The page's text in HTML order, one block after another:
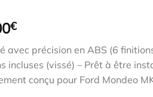
€
avec précision en ABS (6
incluses (vissé) – Prêt à être
conçu pour Ford Mondeo